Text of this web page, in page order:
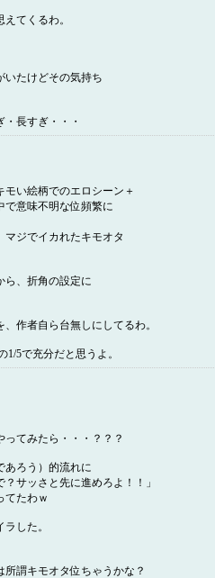
てくるわ。
いたけどその気持ち
長すぎ・・・
い絵柄でのエロシーン＋
で意味不明な位頻繁に
マジでイカれたキモオタ
ら、折角の設定に
作者自ら台無しにしてるわ。
5で充分だと思うよ。
てみたら・・・？？？
あろう）的流れに
サッさと先に進めろよ！！」
てたわｗ
した。
謂キモオタ位ちゃうかな？